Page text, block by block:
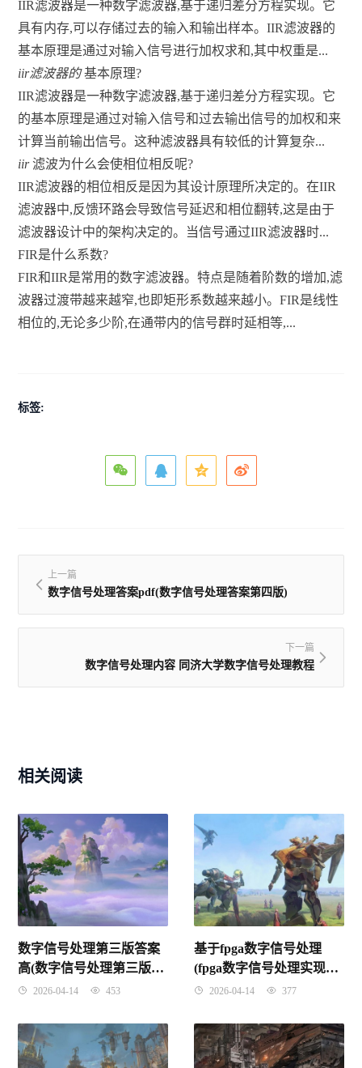
IIR滤波器是一种数字滤波器,基于递归差分方程实现。它
具有内存,可以存储过去的输入和输出样本。IIR滤波器的
基本原理是通过对输入信号进行加权求和,其中权重是...
iir滤波器的基本原理?
IIR滤波器是一种数字滤波器,基于递归差分方程实现。它
的基本原理是通过对输入信号和过去输出信号的加权和来
计算当前输出信号。这种滤波器具有较低的计算复杂...
iir 滤波为什么会使相位相反呢?
IIR滤波器的相位相反是因为其设计原理所决定的。在IIR
滤波器中,反馈环路会导致信号延迟和相位翻转,这是由于
滤波器设计中的架构决定的。当信号通过IIR滤波器时...
FIR是什么系数?
FIR和IIR是常用的数字滤波器。特点是随着阶数的增加,滤
波器过渡带越来越窄,也即矩形系数越来越小。FIR是线性
相位的,无论多少阶,在通带内的信号群时延相等,...
标签:
上一篇
数字信号处理答案pdf(数字信号处理答案第四版)
下一篇
数字信号处理内容 同济大学数字信号处理教程
相关阅读
数字信号处理第三版答案
高(数字信号处理第三版课
后答案高西全第三章)
2026-04-14 453
基于fpga数字信号处理
(fpga数字信号处理实现原
理及方法 pdf)
2026-04-14 377